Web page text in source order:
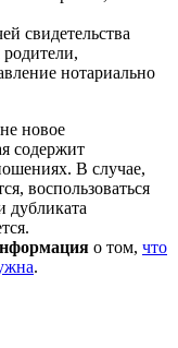
свидетельства
нотариально
новое
содержит
В случае,
воспользоваться
дубликата
о том, что
.